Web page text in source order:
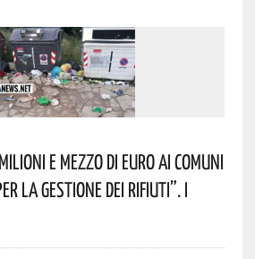
E Mezzo Di Euro Ai Comuni
La Gestione Dei Rifiuti”. I